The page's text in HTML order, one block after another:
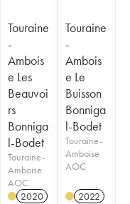
Touraine
-
Ambois
e Les
Beauvoi
rs
Bonniga
l-Bodet
Touraine-
Amboise
AOC
2020
Touraine
-
Ambois
e Le
Buisson
Bonniga
l-Bodet
Touraine-
Amboise
AOC
2022